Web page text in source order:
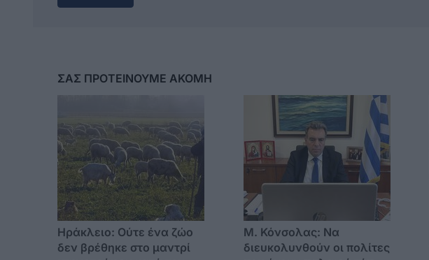
ΣΑΣ ΠΡΟΤΕΙΝΟΥΜΕ ΑΚΟΜΗ
Ηράκλειο: Ούτε ένα ζώο
δεν βρέθηκε στο μαντρί
Μ. Κόνσολας: Να
διευκολυνθούν οι πολίτες